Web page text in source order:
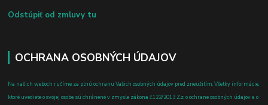
Odstúpiť od zmluvy tu
OCHRANA OSOBNÝCH ÚDAJOV
Na našich weboch ručíme za plnú ochranu Vašich osobných údajov pred zneužitím. Všetky informácie,
ktoré uvediete o svojej osobe, sú chránené v zmysle zákona č.122/2013 Z.z. o ochrane osobných údajov a o